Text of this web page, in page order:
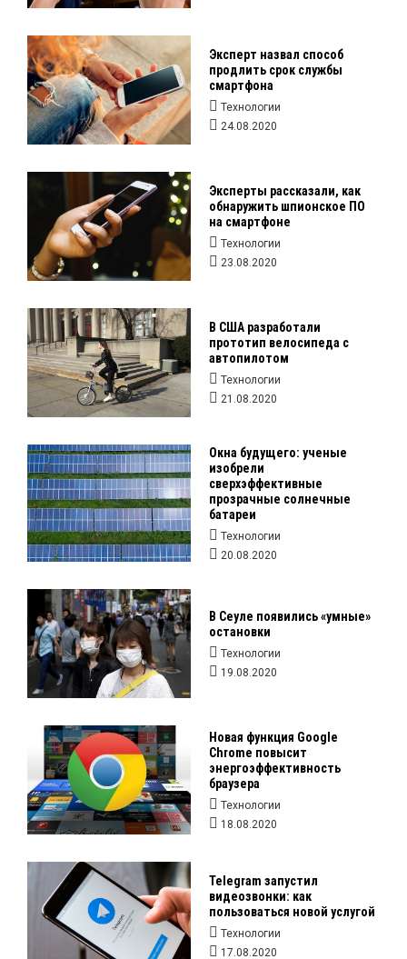
Эксперт назвал способ
продлить срок службы
смартфона
Технологии
24.08.2020
Эксперты рассказали, как
обнаружить шпионское ПО
на смартфоне
Технологии
23.08.2020
В США разработали
прототип велосипеда с
автопилотом
Технологии
21.08.2020
Окна будущего: ученые
изобрели
сверхэффективные
прозрачные солнечные
батареи
Технологии
20.08.2020
В Сеуле появились «умные»
остановки
Технологии
19.08.2020
Новая функция Google
Chrome повысит
энергоэффективность
браузера
Технологии
18.08.2020
Telegram запустил
видеозвонки: как
пользоваться новой услугой
Технологии
17.08.2020